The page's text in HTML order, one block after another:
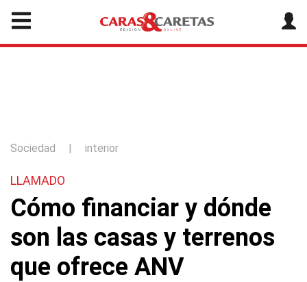
Sociedad | interior
LLAMADO
Cómo financiar y dónde
son las casas y terrenos
que ofrece ANV